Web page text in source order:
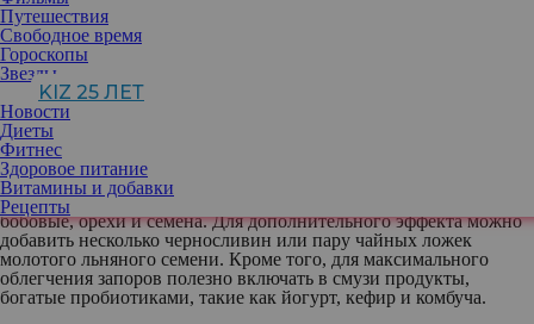
Путешествия
Свободное время
Гороскопы
Звезды
KIZ 25 ЛЕТ
Новости
Диеты
Фитнес
Здоровое питание
Витамины и добавки
Рецепты
Смузи — отличный способ справиться с запорами, поскольку
его легко насытить клетчаткой, которая способствует
пищеварению.
Разные продукты содержат разные типы клетчатки,
растворимую и нерастворимую. Растворимая клетчатка образует
гель в кишечнике и помогает питать полезные бактерии, в то
время как нерастворимая увеличивает объем кала и притягивает
воду в кишечник, способствуя его регулярному опорожнению.
Для облегчения запоров рекомендуется добавлять в смузи
богатые клетчаткой фрукты, овощи, цельнозерновые продукты,
бобовые, орехи и семена. Для дополнительного эффекта можно
добавить несколько черносливин или пару чайных ложек
молотого льняного семени. Кроме того, для максимального
облегчения запоров полезно включать в смузи продукты,
богатые пробиотиками, такие как йогурт, кефир и комбуча.